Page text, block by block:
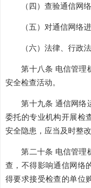
（四）查验通信网络
（五）对通信网络进
（六）法律、行政法
第十八条 电信管理机
安全检查活动。
第十九条 通信网络运
委托的专业机构开展检
安全隐患，应当及时整改
第二十条 电信管理机
查，不得影响通信网络
得要求接受检查的单位